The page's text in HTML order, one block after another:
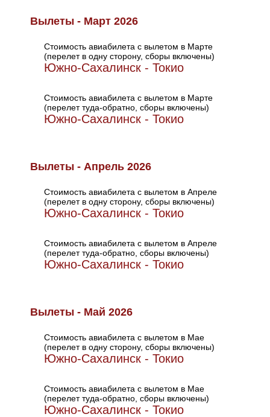
Вылеты - Март 2026
Стоимость авиабилета с вылетом в Марте
(перелет в одну сторону, сборы включены)
Южно-Сахалинск - Токио
Стоимость авиабилета с вылетом в Марте
(перелет туда-обратно, сборы включены)
Южно-Сахалинск - Токио
Вылеты - Апрель 2026
Стоимость авиабилета с вылетом в Апреле
(перелет в одну сторону, сборы включены)
Южно-Сахалинск - Токио
Стоимость авиабилета с вылетом в Апреле
(перелет туда-обратно, сборы включены)
Южно-Сахалинск - Токио
Вылеты - Май 2026
Стоимость авиабилета с вылетом в Мае
(перелет в одну сторону, сборы включены)
Южно-Сахалинск - Токио
Стоимость авиабилета с вылетом в Мае
(перелет туда-обратно, сборы включены)
Южно-Сахалинск - Токио